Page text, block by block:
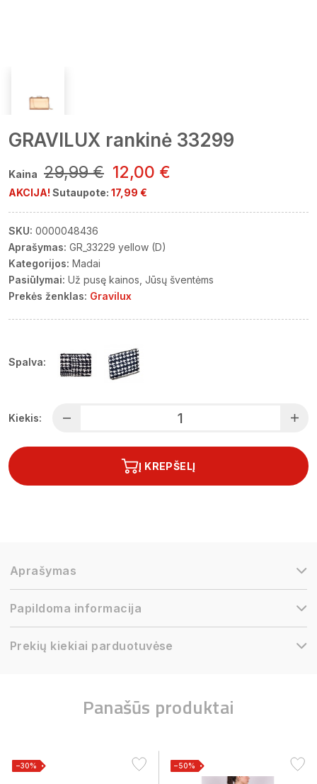
GRAVILUX rankinė 33299
Kaina 29,99 € 12,00 €
AKCIJA! Sutaupote: 17,99 €
SKU: 0000048436
Aprašymas: GR_33229 yellow (D)
Kategorijos: Madai
Pasiūlymai: Už pusę kainos Jūsų šventėms
Prekės ženklas: Gravilux
Spalva:
Kiekis:
Į KREPŠELĮ
Aprašymas
Papildoma informacija
Prekių kiekiai parduotuvėse
Panašūs produktai
−30% −50%